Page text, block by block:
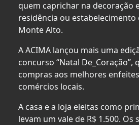
quem caprichar na decoração
residência ou estabelecimento
Monte Alto.
A ACIMA lançou mais uma
concurso “Natal De_Coração”,
compras aos melhores
comércios locais.
A casa e a loja eleitas como
levam um vale de R$ 1.500. Os